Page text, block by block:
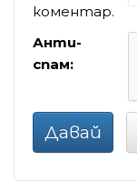
коментар.
Анти-
спам:
Давай